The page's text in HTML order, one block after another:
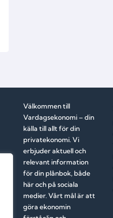
Välkommen till
Vardagsekonomi – din
källa till allt för din
privatekonomi. Vi
erbjuder aktuell och
relevant information
för din plånbok, både
här och på sociala
medier. Vårt mål är att
göra ekonomin